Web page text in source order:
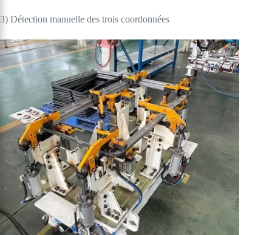
3) Détection manuelle des trois coordonnées